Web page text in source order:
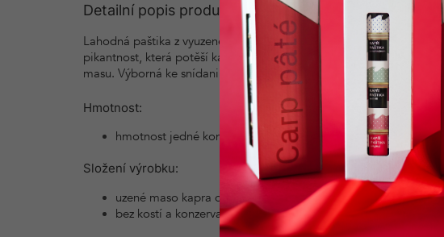
Detailní popis produktu
Lahodná paštika z vyuzeného kapřího masa s jemnou chutí
pikantnost, která potěší každého příznivce ostřejších delikates.
masu. Výborná ke snídani nebo svačině, jako lehký oběd, rychlá
Hmotnost:
hmotnost jedné konzervy 190 g
Složení výrobku:
uzené maso kapra obecného ( Cyprinus carpio ), smetana,
bez kostí a konzervantů, obsahuje antioxidanty a omega-3